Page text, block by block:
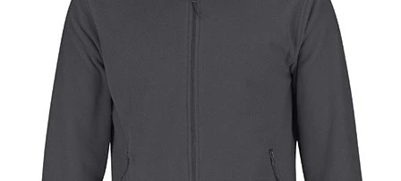
Guider
Köpvillkor
Storleksguide
Jobba hos oss